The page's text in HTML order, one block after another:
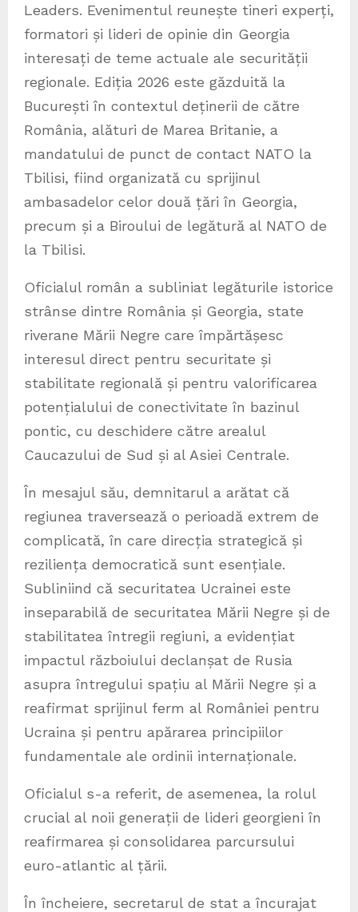
Leaders. Evenimentul reunește tineri experți,
formatori și lideri de opinie din Georgia
interesați de teme actuale ale securității
regionale. Ediția 2026 este găzduită la
București în contextul deținerii de către
România, alături de Marea Britanie, a
mandatului de punct de contact NATO la
Tbilisi, fiind organizată cu sprijinul
ambasadelor celor două țări în Georgia,
precum și a Biroului de legătură al NATO de
la Tbilisi.
Oficialul român a subliniat legăturile istorice
strânse dintre România și Georgia, state
riverane Mării Negre care împărtășesc
interesul direct pentru securitate și
stabilitate regională și pentru valorificarea
potențialului de conectivitate în bazinul
pontic, cu deschidere către arealul
Caucazului de Sud și al Asiei Centrale.
În mesajul său, demnitarul a arătat că
regiunea traversează o perioadă extrem de
complicată, în care direcția strategică și
reziliența democratică sunt esențiale.
Subliniind că securitatea Ucrainei este
inseparabilă de securitatea Mării Negre și de
stabilitatea întregii regiuni, a evidențiat
impactul războiului declanșat de Rusia
asupra întregului spațiu al Mării Negre și a
reafirmat sprijinul ferm al României pentru
Ucraina și pentru apărarea principiilor
fundamentale ale ordinii internaționale.
Oficialul s-a referit, de asemenea, la rolul
crucial al noii generații de lideri georgieni în
reafirmarea și consolidarea parcursului
euro-atlantic al țării.
În încheiere, secretarul de stat a încurajat